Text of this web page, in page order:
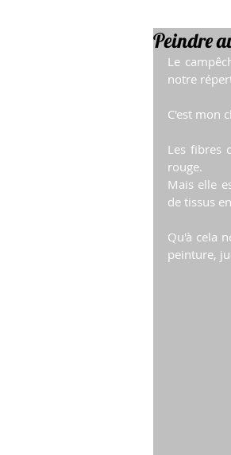
Peindre
Le
notre
C'est mon
Les fibres
rouge.
Mais elle
de tissus
Qu'à cela
peinture,